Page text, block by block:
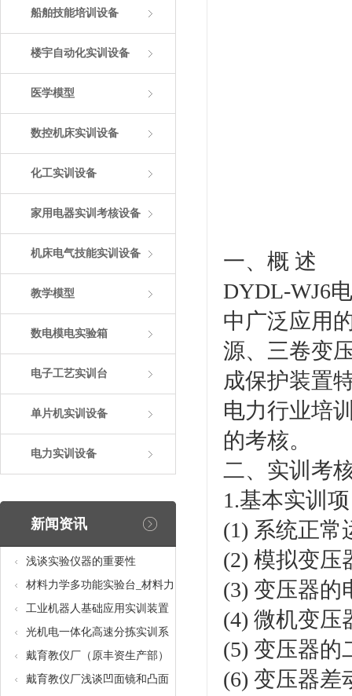
船舶技能培训设备
楼宇自动化实训设备
医学模型
数控机床实训设备
化工实训设备
家用电器实训考核设备
机床电气技能实训设备
教学模型
数电模电实验箱
电子工艺实训台
单片机实训设备
电力实训设备
新闻资讯
浅谈实验仪器的重要性
材料力学多功能实验台_材料力
学多功能考核实验实训设备
工业机器人基础应用实训装置
台_工业机器人基础应用实训考
核设备
光机电一体化高速分拣实训系
统_光机电一体化高速分拣实验
实训设备
戴育教仪厂（原丰资生产部）
助力春季高教仪器展
戴育教仪厂浅谈凹面镜和凸面
一、概 述
DYDL-WJ6
中广泛应用
源、三卷变
成保护装置
电力行业培
的考核。
二、实训考
1.基本实训
(1) 系统正常
(2) 模拟变压
(3) 变压器的
(4) 微机变压
(5) 变压器的
(6) 变压器差